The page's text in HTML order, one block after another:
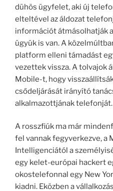
dühös ügyfelet, aki új
elteltével az áldozat
információt átmásolhatják
ügyük is van. A
platform elleni támadást
vezettek vissza. A tolvajok
Mobile-t, hogy
csődeljárását irányító
alkalmazottjának telefonját.
A rosszfiúk ma már
fel vannak fegyverkezve, a
Intelligenciától a
egy kelet-európai hackert
okostelefonnal egy New
kiadni. Eközben a